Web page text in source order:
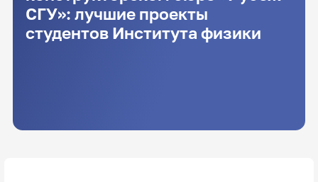
СГУ»: лучшие проекты
студентов Института физики